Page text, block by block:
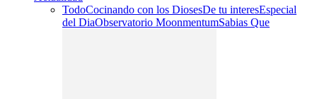
TodoCocinando con los DiosesDe tu interesEspecial
del DiaObservatorio MoonmentumSabias Que